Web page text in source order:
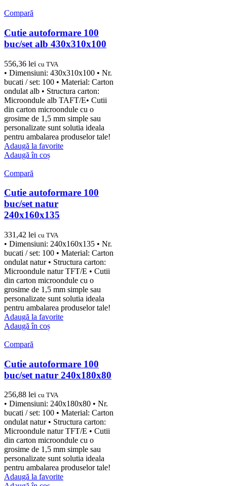
Compară
Cutie autoformare 100
buc/set alb 430x310x100
556,36 lei cu TVA
• Dimensiuni: 430x310x100 • Nr.
bucati / set: 100 • Material: Carton
ondulat alb • Structura carton:
Microondule alb TAFT/E• Cutii
din carton microondule cu o
grosime de 1,5 mm simple sau
personalizate sunt solutia ideala
pentru ambalarea produselor tale!
Adaugă la favorite
Adaugă în coș
Compară
Cutie autoformare 100
buc/set natur
240x160x135
331,42 lei cu TVA
• Dimensiuni: 240x160x135 • Nr.
bucati / set: 100 • Material: Carton
ondulat natur • Structura carton:
Microondule natur TFT/E • Cutii
din carton microondule cu o
grosime de 1,5 mm simple sau
personalizate sunt solutia ideala
pentru ambalarea produselor tale!
Adaugă la favorite
Adaugă în coș
Compară
Cutie autoformare 100
buc/set natur 240x180x80
256,88 lei cu TVA
• Dimensiuni: 240x180x80 • Nr.
bucati / set: 100 • Material: Carton
ondulat natur • Structura carton:
Microondule natur TFT/E • Cutii
din carton microondule cu o
grosime de 1,5 mm simple sau
personalizate sunt solutia ideala
pentru ambalarea produselor tale!
Adaugă la favorite